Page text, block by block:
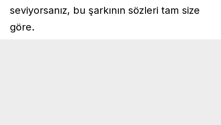
seviyorsanız, bu şarkının sözleri tam size
göre.